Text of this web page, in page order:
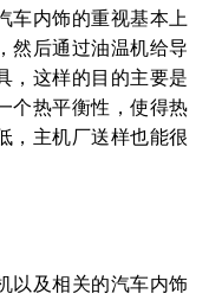
车内饰的重视基本上
然后通过油温机给导
，这样的目的主要是
个热平衡性，使得热
，主机厂送样也能很
以及相关的汽车内饰